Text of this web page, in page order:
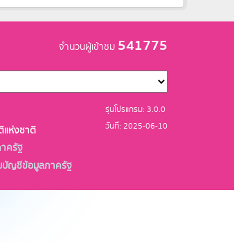
จำนวนผู้เข้าชม 541775
แห่งชาติ
ครัฐ
บัญชีข้อมูลภาครัฐ
รุ่นโปรแกรม: 3.0.0
วันที่: 2025-06-10